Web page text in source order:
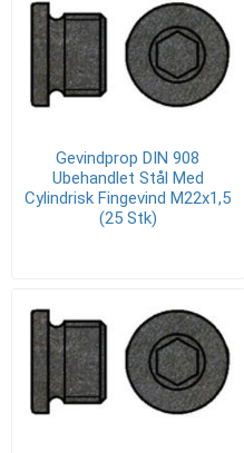
Gevindprop DIN 908
Ubehandlet Stål Med
Cylindrisk Fingevind M22x1,5
(25 Stk)